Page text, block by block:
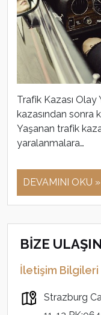
Trafik Kazası Olay
kazasından sonra
Yaşanan trafik
yaralanmalara…
DEVAMINI OKU »
BİZE ULAŞIN
İletişim Bilgileri
Strazburg